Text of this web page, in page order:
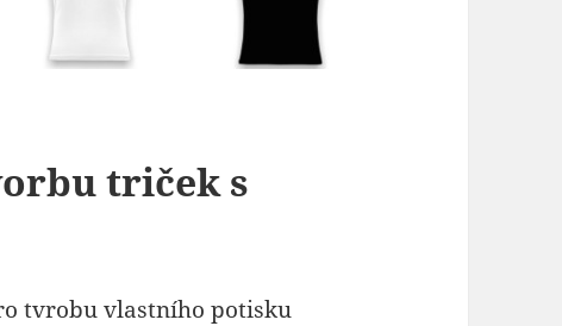
triček s
tvrobu vlastního potisku